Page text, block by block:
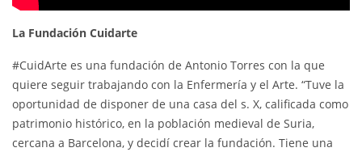
La Fundación Cuidarte
#CuidArte es una fundación de Antonio Torres con la que
quiere seguir trabajando con la Enfermería y el Arte. “Tuve la
oportunidad de disponer de una casa del s. X, calificada como
patrimonio histórico, en la población medieval de Suria,
cercana a Barcelona, y decidí crear la fundación. Tiene una